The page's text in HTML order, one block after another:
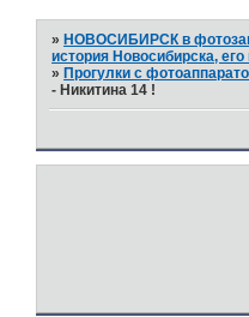
» НОВОСИБИРСК в
история Новосибирска,
» Прогулки с
- Никитина 14 !